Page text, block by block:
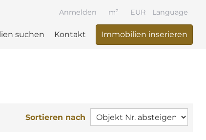
Language
suchen Kontakt Immobilien inserieren
Anmelden EUR
m²
Sortieren nach